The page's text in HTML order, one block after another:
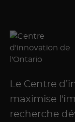
Le Centre
maximise
recherche